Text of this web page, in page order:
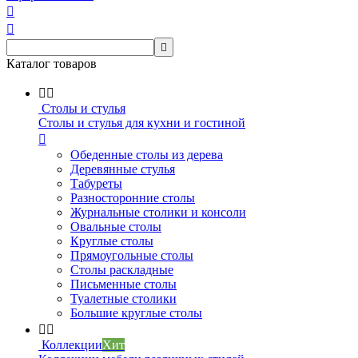



Каталог товаров
 
Столы и стулья
Столы и стулья для кухни и гостиной

Обеденные столы из дерева
Деревянные стулья
Табуреты
Разносторонние столы
Журнальные столики и консоли
Овальные столы
Круглые столы
Прямоугольные столы
Столы раскладные
Письменные столы
Туалетные столики
Большие круглые столы
 
КоллекцииХит